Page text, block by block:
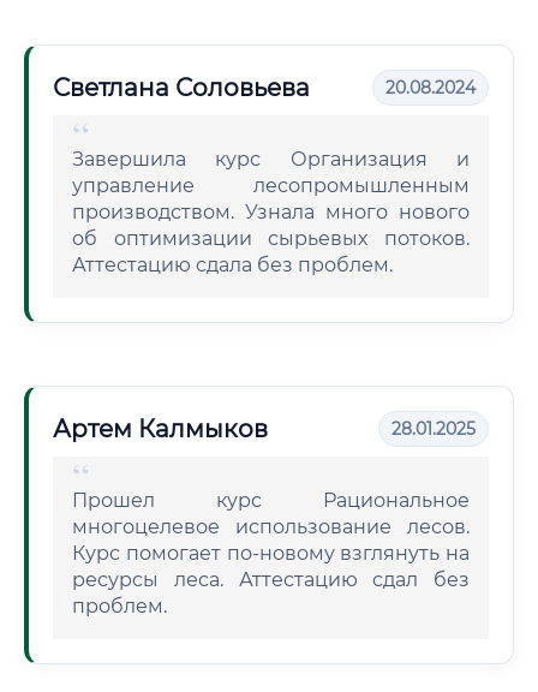
Светлана Соловьева 20.08.2024
Завершила курс Организация и
управление лесопромышленным
производством. Узнала много нового
об оптимизации сырьевых потоков.
Аттестацию сдала без проблем.
Артем Калмыков 28.01.2025
Прошел курс Рациональное
многоцелевое использование лесов.
Курс помогает по-новому взглянуть на
ресурсы леса. Аттестацию сдал без
проблем.